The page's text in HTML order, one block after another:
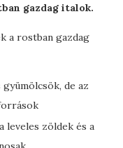
gazdag italok.
a rostban gazdag
de az
leveles zöldek és a